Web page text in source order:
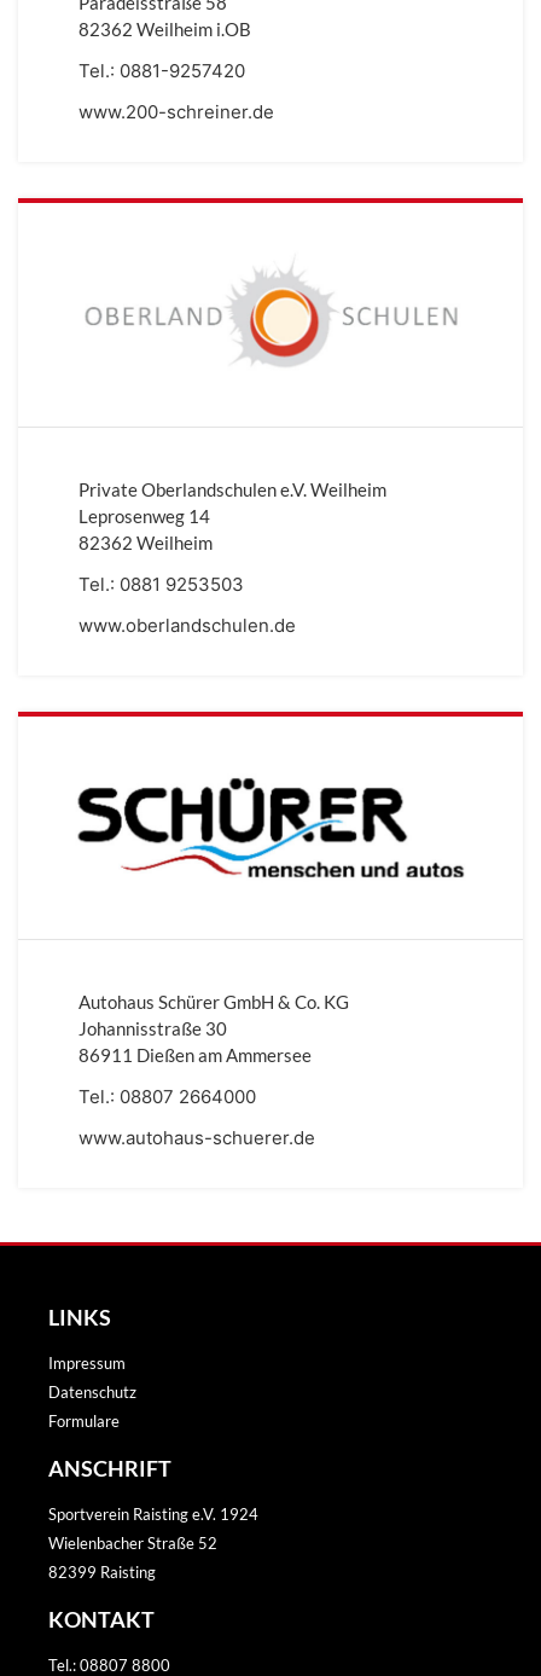
82362 Weilheim i.OB
Tel.: 0881-9257420
www.200-schreiner.de
Private Oberlandschulen e.V. Weilheim
Leprosenweg 14
82362 Weilheim
Tel.: 0881 9253503
www.oberlandschulen.de
Autohaus Schürer GmbH & Co. KG
Johannisstraße 30
86911 Dießen am Ammersee
Tel.: 08807 2664000
www.autohaus-schuerer.de
LINKS
Impressum
Datenschutz
Formulare
ANSCHRIFT
Sportverein Raisting e.V. 1924
Wielenbacher Straße 52
82399 Raisting
KONTAKT
Tel.: 08807 8800